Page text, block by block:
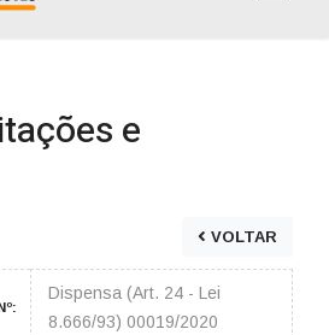
e
VOLTAR
Dispensa (Art. 24 - Lei
8.666/93) 00019/2020